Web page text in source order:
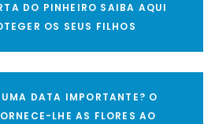
DO PINHEIRO SAIBA AQUI
OS SEUS FILHOS
DATA IMPORTANTE? O
LHE AS FLORES AO